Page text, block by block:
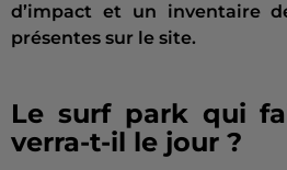
d’impact et un inventaire
présentes sur le site.
Le surf park qui
verra-t-il le jour ?